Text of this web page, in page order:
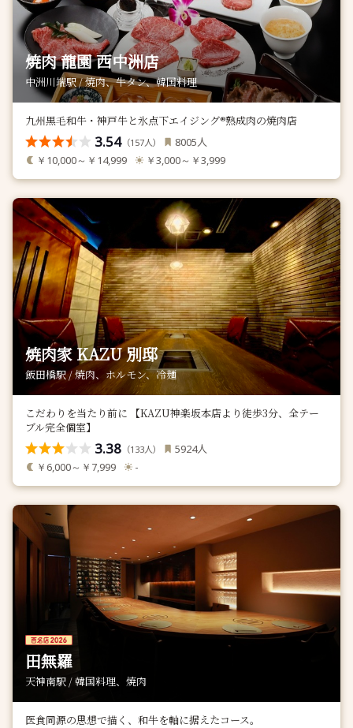
焼肉 龍園 西中洲店
中洲川端駅 / 焼肉、牛タン、韓国料理
九州黒毛和牛・神戸牛と氷点下エイジング®熟成肉の焼肉店
3.54（157人） 8005人
￥10,000～￥14,999 ￥3,000～￥3,999
焼肉家 KAZU 別邸
飯田橋駅 / 焼肉、ホルモン、冷麺
こだわりを当たり前に 【KAZU神楽坂本店より徒歩3分、全テー
ブル完全個室】
3.38 （133人） 5924人
￥6,000～￥7,999 -
田無羅
天神南駅 / 韓国料理、焼肉
医食同源の思想で描く、和牛を軸に据えたコース。